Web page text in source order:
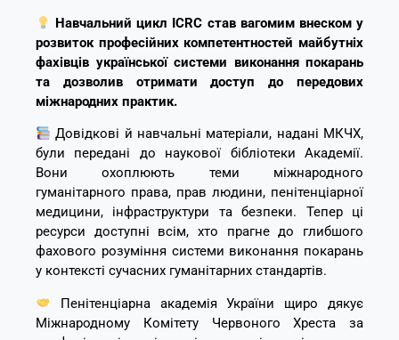
Навчальний цикл ICRC став вагомим внеском у
розвиток професійних компетентностей майбутніх
фахівців української системи виконання покарань
та дозволив отримати доступ до передових
міжнародних практик.
Довідкові й навчальні матеріали, надані МКЧХ,
були передані до наукової бібліотеки Академії.
Вони охоплюють теми міжнародного
гуманітарного права, прав людини, пенітенціарної
медицини, інфраструктури та безпеки. Тепер ці
ресурси доступні всім, хто прагне до глибшого
фахового розуміння системи виконання покарань
у контексті сучасних гуманітарних стандартів.
Пенітенціарна академія України щиро дякує
Міжнародному Комітету Червоного Хреста за